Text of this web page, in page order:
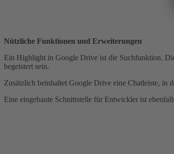
Nützliche Funktionen und Erweiterungen
Ein Highlight in Google Drive ist die Suchfunktion.
begeistert sein.
Zusätzlich beinhaltet Google Drive eine Chatleiste, in
Eine eingebaute Schnittstelle für Entwickler ist